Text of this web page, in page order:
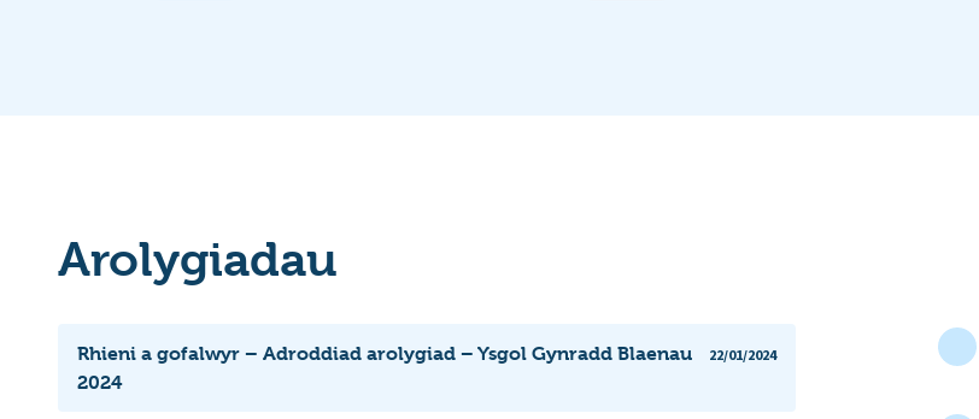
Arolygiadau
Rhieni a gofalwyr – Adroddiad arolygiad – Ysgol Gynradd Blaenau
2024
22/01/2024